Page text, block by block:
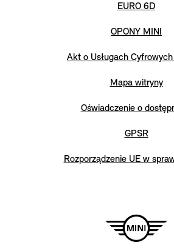
EURO 6D
OPONY MINI
Akt o Usługach Cyfrowych
Mapa witryny
Oświadczenie o
GPSR
Rozporządzenie UE w